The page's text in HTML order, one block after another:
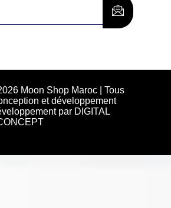
Moon Shop Maroc | Tous
et développement
par DIGITAL